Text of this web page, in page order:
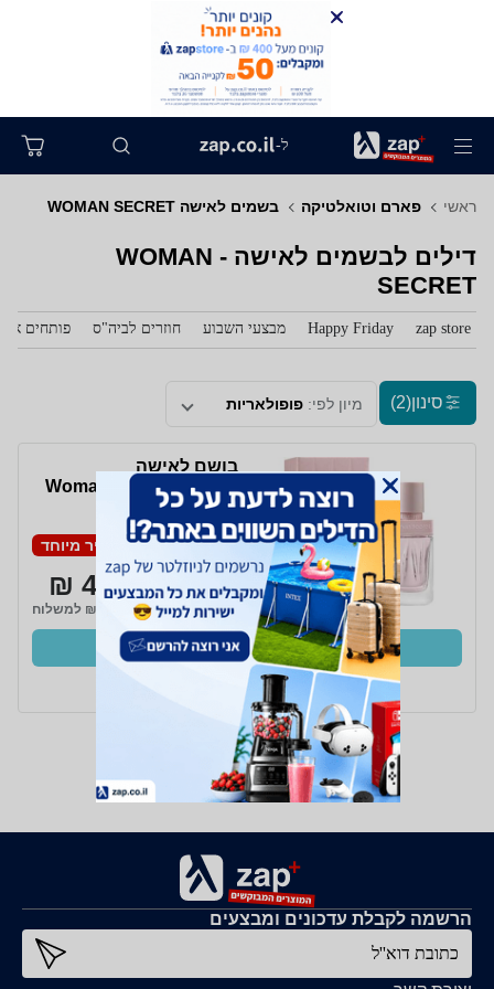
ל-
ראשי פארם וטואלטיקה בשמים לאישה WOMAN SECRET
דילים לבשמים לאישה - WOMAN
SECRET
zap store
Happy Friday מבצעי השבוע חוזרים לביה"ס פותחים את
סינון(2) מיון לפי: פופולאריות
בושם לאישה
Woman'Secret Intimate
E.D.P 30 ml
מחיר מיוחד
46 ₪
₪15 למשלוח
קנו עכשיו
ב- Zap
הרשמה לקבלת עדכונים ומבצעים
כתובת דוא''ל